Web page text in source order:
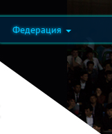
Федерация